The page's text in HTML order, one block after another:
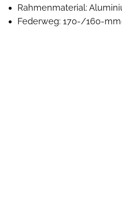
Rahmenmaterial:
Federweg: 170-/160-